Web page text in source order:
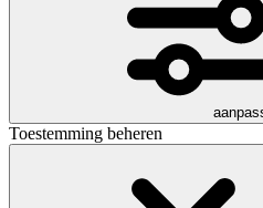
Toestemming beheren